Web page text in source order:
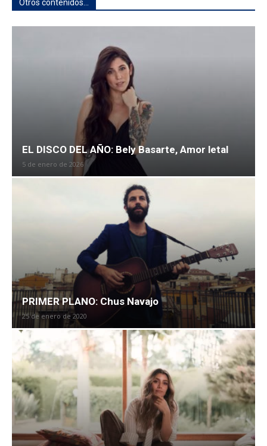
Otros contenidos...
EL DISCO DEL AÑO: Bely Basarte, Amor letal
5 de enero de 2026
PRIMER PLANO: Chus Navajo
25 de enero de 2020